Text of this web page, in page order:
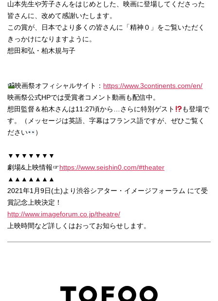
山本先生や芳子さんをはじめとした、映画に登場してくださった
皆さんに、改めて感謝いたします。
この賞が、日本でより多くの皆さんに「精神０」をご覧いただく
きっかけになりますように。
想田和弘・柏木規与子
映画祭オフィシャルサイト： https://www.3continents.com/en/
映画祭公式HPでは受賞者コメント動画も配信中。
想田監督＆柏木さんは11:27頃から…さらに特別ゲスト
も登場で
す。（メッセージは英語、字幕はフランス語ですが、ぜひご覧く
ださい
）
▼▼▼▼▼▼▼
劇場&上映情報☞ https://www.seishin0.com/#theater
▲▲▲▲▲▲▲
2021年1月9日(土)より渋谷シアター・イメージフォーラム にて受
賞記念上映決定！
http://www.imageforum.co.jp/theatre/
上映時間など詳しくはおってお知らせします。